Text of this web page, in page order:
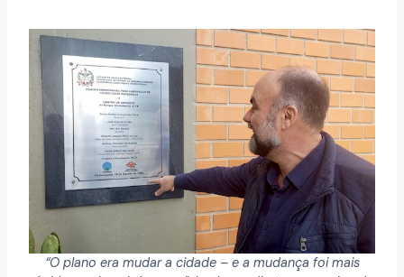
“O plano era mudar a cidade – e a mudança foi mais